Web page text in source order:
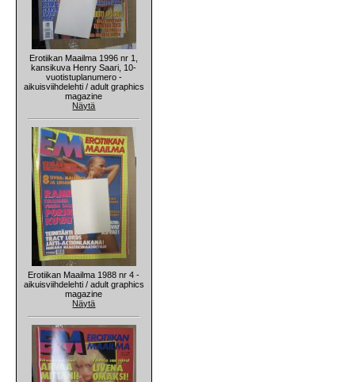
Erotiikan Maailma 1996 nr 1,
kansikuva Henry Saari, 10-
vuotistuplanumero -
aikuisviihdelehti / adult graphics
magazine
Näytä
Erotiikan Maailma 1988 nr 4 -
aikuisviihdelehti / adult graphics
magazine
Näytä